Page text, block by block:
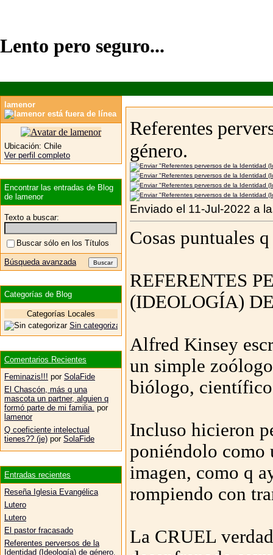
Lento pero seguro...
Referentes
género.
Enviado el 11-Jul-2022 a
Cosas puntuales
REFERENTES
(IDEOLOGÍA)
Alfred Kinsey
un simple
biólogo,
Incluso hicieron
poniéndolo como
imagen, como q
rompiendo con
La CRUEL
lamenor
Ubicación: Chile
Ver perfil completo
Encontrar las entradas de Blog
de lamenor
Texto a buscar:
Buscar sólo en los Títulos
Búsqueda avanzada
Categorías de Blog
Categorías Locales
Sin categorizar
Comentarios Recientes
Feminazis!!! por SolaFide
El Chascón, más q una
mascota un partner, alguien q
formó parte de mi familia. por
lamenor
Q coeficiente intelectual
tienes?? (je) por SolaFide
Entradas recientes
Reseña Iglesia Evangélica
Lutero
Lutero
El pastor fracasado
Referentes perversos de la
Identidad (Ideología) de género.